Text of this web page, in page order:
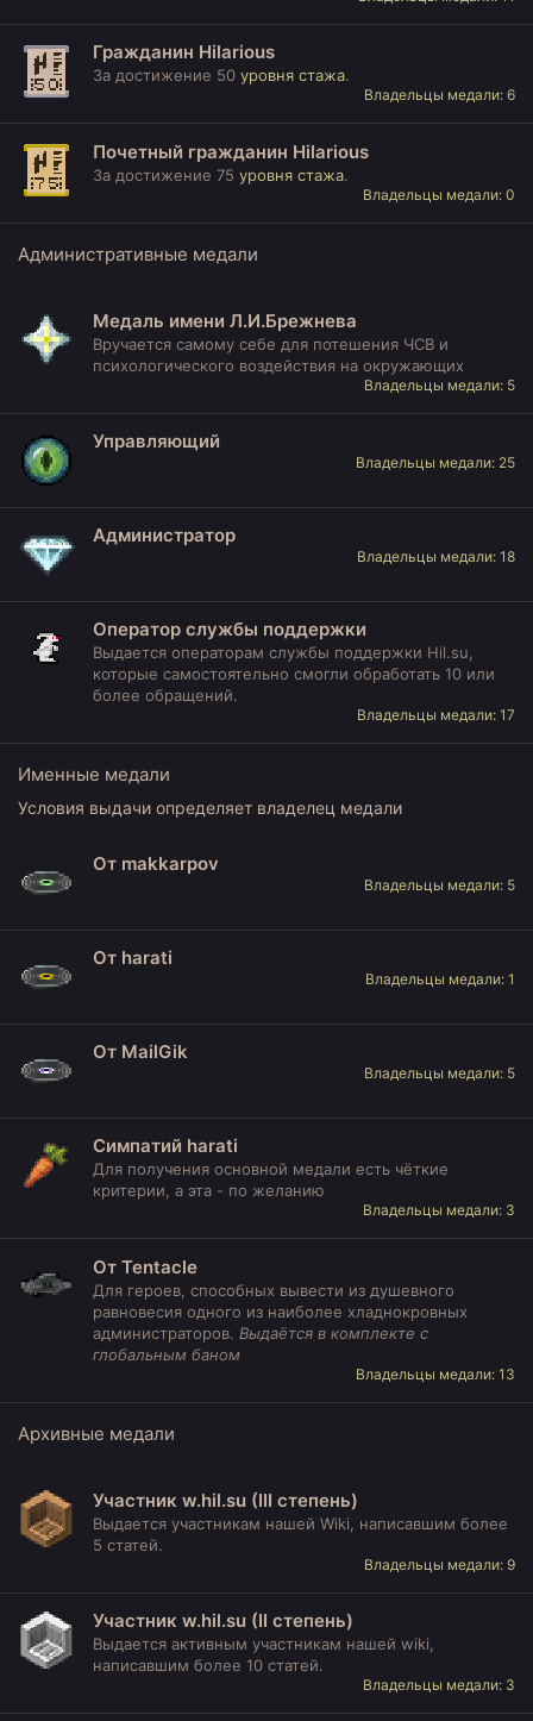
Гражданин Hilarious
За достижение 50 уровня стажа.
Владельцы медали: 6
Почетный гражданин Hilarious
За достижение 75 уровня стажа.
Владельцы медали: 0
Административные медали
Медаль имени Л.И.Брежнева
Вручается самому себе для потешения ЧСВ и
психологического воздействия на окружающих
Владельцы медали: 5
Управляющий
Владельцы медали: 25
Администратор
Владельцы медали: 18
Оператор службы поддержки
Выдается операторам службы поддержки Hil.su,
которые самостоятельно смогли обработать 10 или
более обращений.
Владельцы медали: 17
Именные медали
Условия выдачи определяет владелец медали
От makkarpov
Владельцы медали: 5
От harati
Владельцы медали: 1
От MailGik
Владельцы медали: 5
Симпатий harati
Для получения основной медали есть чёткие
критерии, а эта - по желанию
Владельцы медали: 3
От Tentacle
Для героев, способных вывести из душевного
равновесия одного из наиболее хладнокровных
администраторов. Выдаётся в комплекте с
глобальным баном
Владельцы медали: 13
Архивные медали
Участник w.hil.su (III степень)
Выдается участникам нашей Wiki, написавшим более
5 статей.
Владельцы медали: 9
Участник w.hil.su (II степень)
Выдается активным участникам нашей wiki,
написавшим более 10 статей.
Владельцы медали: 3